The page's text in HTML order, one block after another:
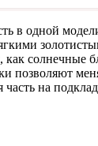
в одной
как солнечные
позволяют
часть на